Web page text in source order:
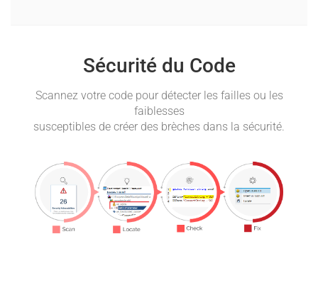
Sécurité du Code
Scannez votre code pour détecter les failles ou les
faiblesses
susceptibles de créer des brèches dans la sécurité.